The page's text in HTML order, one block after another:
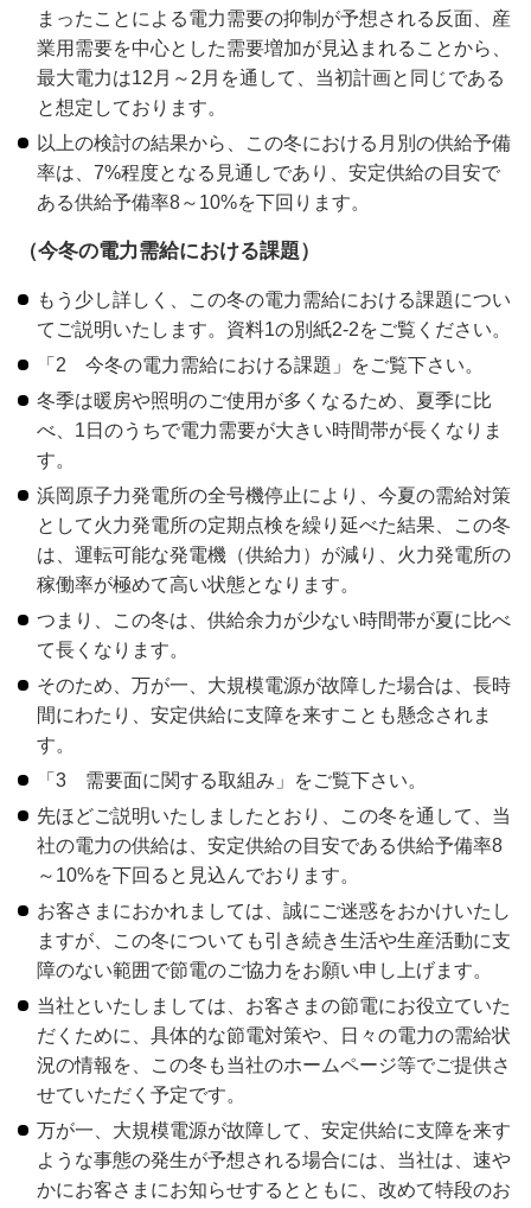
まったことによる電力需要の抑制が予想される反面、産
業用需要を中心とした需要増加が見込まれることから、
最大電力は12月～2月を通して、当初計画と同じである
と想定しております。
以上の検討の結果から、この冬における月別の供給予備
率は、7%程度となる見通しであり、安定供給の目安で
ある供給予備率8～10%を下回ります。
（今冬の電力需給における課題）
もう少し詳しく、この冬の電力需給における課題につい
てご説明いたします。資料1の別紙2-2をご覧ください。
「2 今冬の電力需給における課題」をご覧下さい。
冬季は暖房や照明のご使用が多くなるため、夏季に比
べ、1日のうちで電力需要が大きい時間帯が長くなりま
す。
浜岡原子力発電所の全号機停止により、今夏の需給対策
として火力発電所の定期点検を繰り延べた結果、この冬
は、運転可能な発電機（供給力）が減り、火力発電所の
稼働率が極めて高い状態となります。
つまり、この冬は、供給余力が少ない時間帯が夏に比べ
て長くなります。
そのため、万が一、大規模電源が故障した場合は、長時
間にわたり、安定供給に支障を来すことも懸念されま
す。
「3 需要面に関する取組み」をご覧下さい。
先ほどご説明いたしましたとおり、この冬を通して、当
社の電力の供給は、安定供給の目安である供給予備率8
～10%を下回ると見込んでおります。
お客さまにおかれましては、誠にご迷惑をおかけいたし
ますが、この冬についても引き続き生活や生産活動に支
障のない範囲で節電のご協力をお願い申し上げます。
当社といたしましては、お客さまの節電にお役立ていた
だくために、具体的な節電対策や、日々の電力の需給状
況の情報を、この冬も当社のホームページ等でご提供さ
せていただく予定です。
万が一、大規模電源が故障して、安定供給に支障を来す
ような事態の発生が予想される場合には、当社は、速や
かにお客さまにお知らせするとともに、改めて特段のお